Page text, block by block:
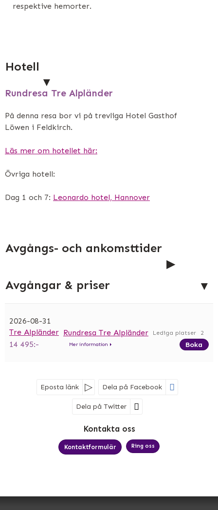
respektive hemorter.
Hotell
Rundresa Tre Alpländer
På denna resa bor vi på trevliga Hotel Gasthof
Löwen i Feldkirch.
Läs mer om hotellet här:
Övriga hotell:
Dag 1 och 7: Leonardo hotel, Hannover
Avgångs- och ankomsttider
Avgångar & priser
2026-08-31
Tre Alpländer Rundresa Tre Alpländer 2
14 495:- Boka
Mer information
Eposta länk Dela på Facebook
Dela på Twitter
Sociala medier
Kontakta oss
Kontaktformulär Ring oss